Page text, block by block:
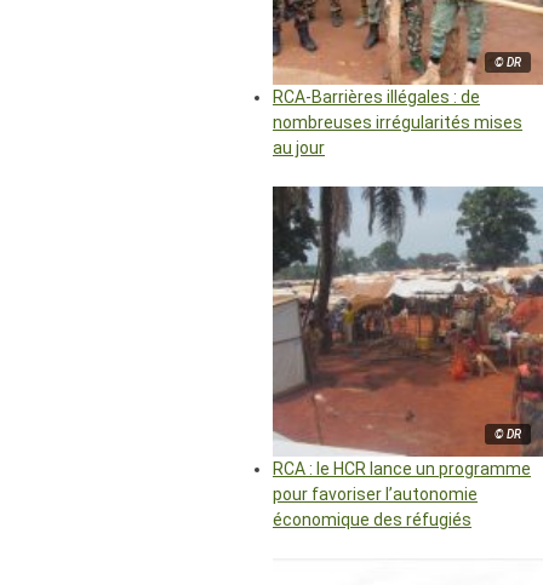
© DR
RCA-Barrières illégales : de
nombreuses irrégularités mises
au jour
© DR
RCA : le HCR lance un programme
pour favoriser l’autonomie
économique des réfugiés